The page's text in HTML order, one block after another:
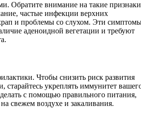
Обратите внимание на такие
частые инфекции верхних
и проблемы со слухом. Эти
аденоидной вегетации и требуют
Чтобы снизить риск развития
старайтесь укреплять иммунитет
с помощью правильного питания,
свежем воздухе и закаливания.